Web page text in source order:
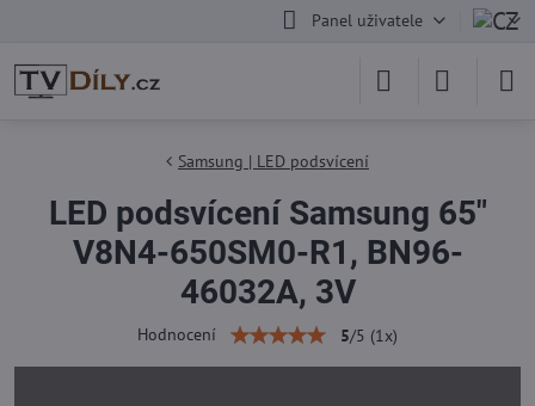
Panel uživatele
Samsung | LED podsvícení
LED podsvícení Samsung 65"
V8N4-650SM0-R1, BN96-
46032A, 3V
Hodnocení 5/5 (1 x)